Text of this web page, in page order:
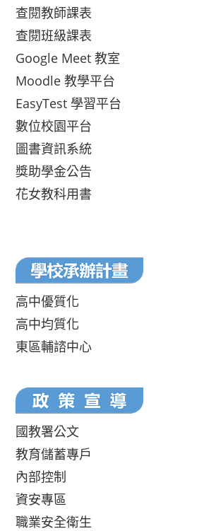
查閱教師課表
查閱班級課表
Google Meet 教室
Moodle 教學平台
EasyTest 學習平台
數位校園平台
圖書資訊系統
獎助學金公告
花女教科用書
高中優質化
高中均質化
東區輔諮中心
國教署公文
教育儲蓄專戶
內部控制
資安專區
職業安全衛生